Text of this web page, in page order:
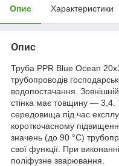
Опис Характеристики
Опис
Труба PPR Blue Ocean
трубопроводів
водопостачання.
стінка має товщину — 3,4.
середовища під час
короткочасному
значень (до 90 °C)
свої функції. При
поліфузне зварювання.